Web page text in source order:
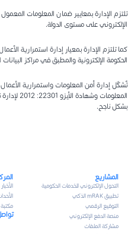
تلتزم الإدارة بمعايير ضمان المعلومات
الإلكتروني على مستوى الدولة.
الحكومة الإلكترونية والمطبق في مراكز
بشكل ناجح.
المشاريع
التحول الإلكتروني للخدمات الحكومية
تطبيق mRAK الذكي
التوقيع الرقمي
منصة الدفع الإلكتروني
مشاركة الملفات
الأخبار